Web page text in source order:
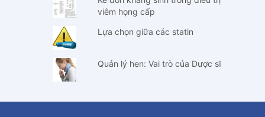
viêm họng cấp
Lựa chọn giữa các statin
Quản lý hen: Vai trò của Dược sĩ